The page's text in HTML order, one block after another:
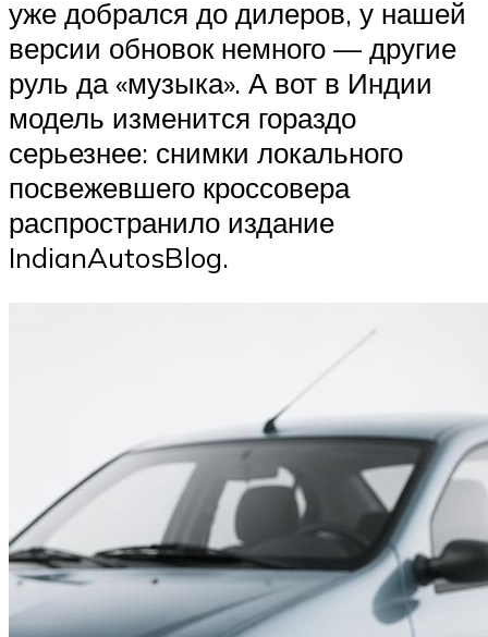
уже добрался до дилеров, у нашей
версии обновок немного — другие
руль да «музыка». А вот в Индии
модель изменится гораздо
серьезнее: снимки локального
посвежевшего кроссовера
распространило издание
IndianAutosBlog.